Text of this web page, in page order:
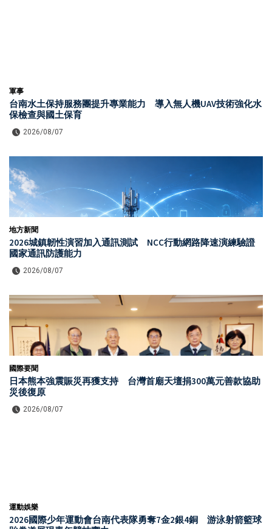
軍事
台南水土保持服務團提升專業能力 導入無人機UAV技術強化水
保檢查與國土保育
2026/08/07
地方新聞
2026城鎮韌性演習加入通訊測試 NCC行動網路降速演練驗證
國家通訊防護能力
2026/08/07
國際要聞
日本熊本強震賑災再獲支持 台灣首廟天壇捐300萬元善款協助
災後復原
2026/08/07
運動娛樂
2026國際少年運動會台南代表隊勇奪7金2銀4銅 游泳射箭籃球